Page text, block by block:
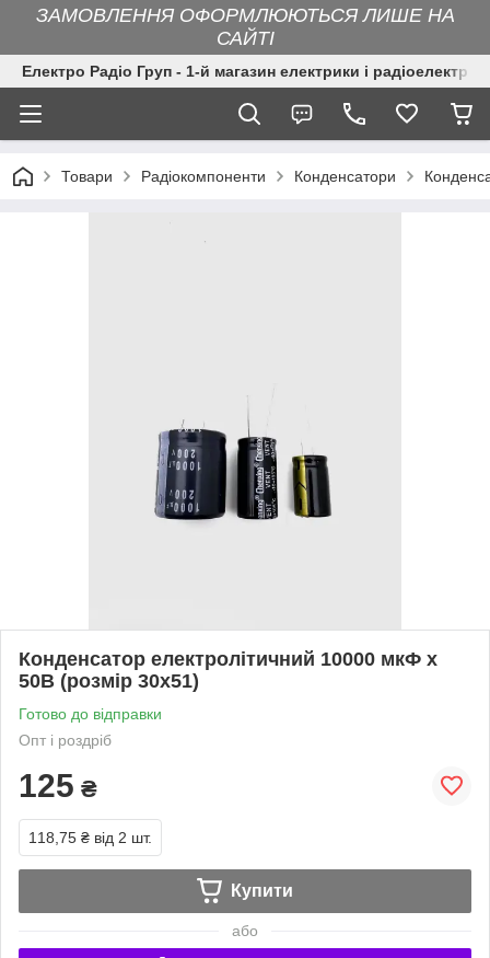
ЗАМОВЛЕННЯ ОФОРМЛЮЮТЬСЯ ЛИШЕ НА
САЙТІ
Електро Радіо Груп - 1-й магазин електрики і
Товари Радіокомпоненти Конденсатори
Конденсатор електролітичний 10000 мкФ х
50В (розмір 30х51)
Готово до відправки
Опт і роздріб
125 ₴
118,75 ₴ від 2 шт.
Купити
або